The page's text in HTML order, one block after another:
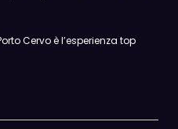
Cervo è l’esperienza top